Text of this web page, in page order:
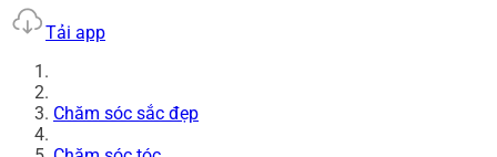
Tải app
Chăm sóc sắc đẹp